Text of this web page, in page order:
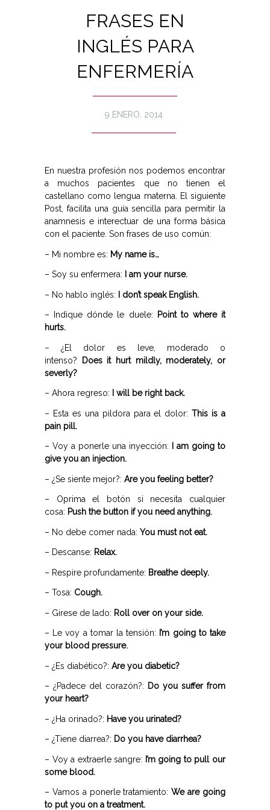
FRASES EN
INGLÉS PARA
ENFERMERÍA
9 ENERO, 2014
En nuestra profesión nos podemos encontrar
a muchos pacientes que no tienen el
castellano como lengua materna. El siguiente
Post, facilita una guía sencilla para permitir la
anamnesis e interectuar de una forma básica
con el paciente. Son frases de uso común:
– Mi nombre es: My name is…
– Soy su enfermera: I am your nurse.
– No hablo inglés: I don’t speak English.
– Indique dónde le duele:
Point to where it
hurts.
– ¿El dolor es leve, moderado o
intenso? Does it hurt mildly, moderately, or
severly?
– Ahora regreso: I will be right back.
– Esta es una pildora para el dolor:This is a
pain pill.
– Voy a ponerle una inyección:
I am going to
give you an injection.
– ¿Se siente mejor?: Are you feeling better?
– Oprima el botón si necesita cualquier
cosa: Push the button if you need anything.
– No debe comer nada: You must not eat.
– Descanse: Relax.
– Respire profundamente: Breathe deeply.
– Tosa: Cough.
– Girese de lado: Roll over on your side.
– Le voy a tomar la tensión: I’m going to take
your blood pressure.
– ¿Es diabético?: Are you diabetic?
– ¿Padece del corazón?: Do you suffer from
your heart?
– ¿Ha orinado?: Have you urinated?
– ¿Tiene diarrea?: Do you have diarrhea?
– Voy a extraerle sangre: I’m going to pull our
some blood.
– Vamos a ponerle tratamiento:We are going
to put you on a treatment.